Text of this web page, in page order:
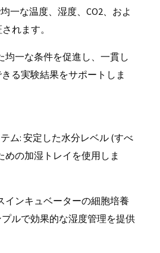
一な温度、湿度、CO2、およ
れます。
均一な条件を促進し、一貫し
る実験結果をサポートしま
ム: 安定した水分レベル (すべ
めの加湿トレイを使用しま
インキュベーターの細胞培養
ルで効果的な湿度管理を提供